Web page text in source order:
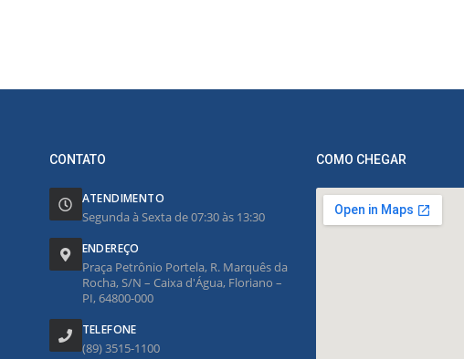
CONTATO
ATENDIMENTO
Segunda à Sexta de 07:30 às 13:30
ENDEREÇO
Praça Petrônio Portela, R. Marquês da
Rocha, S/N – Caixa d'Água, Floriano –
PI, 64800-000
TELEFONE
(89) 3515-1100
COMO CHEGAR